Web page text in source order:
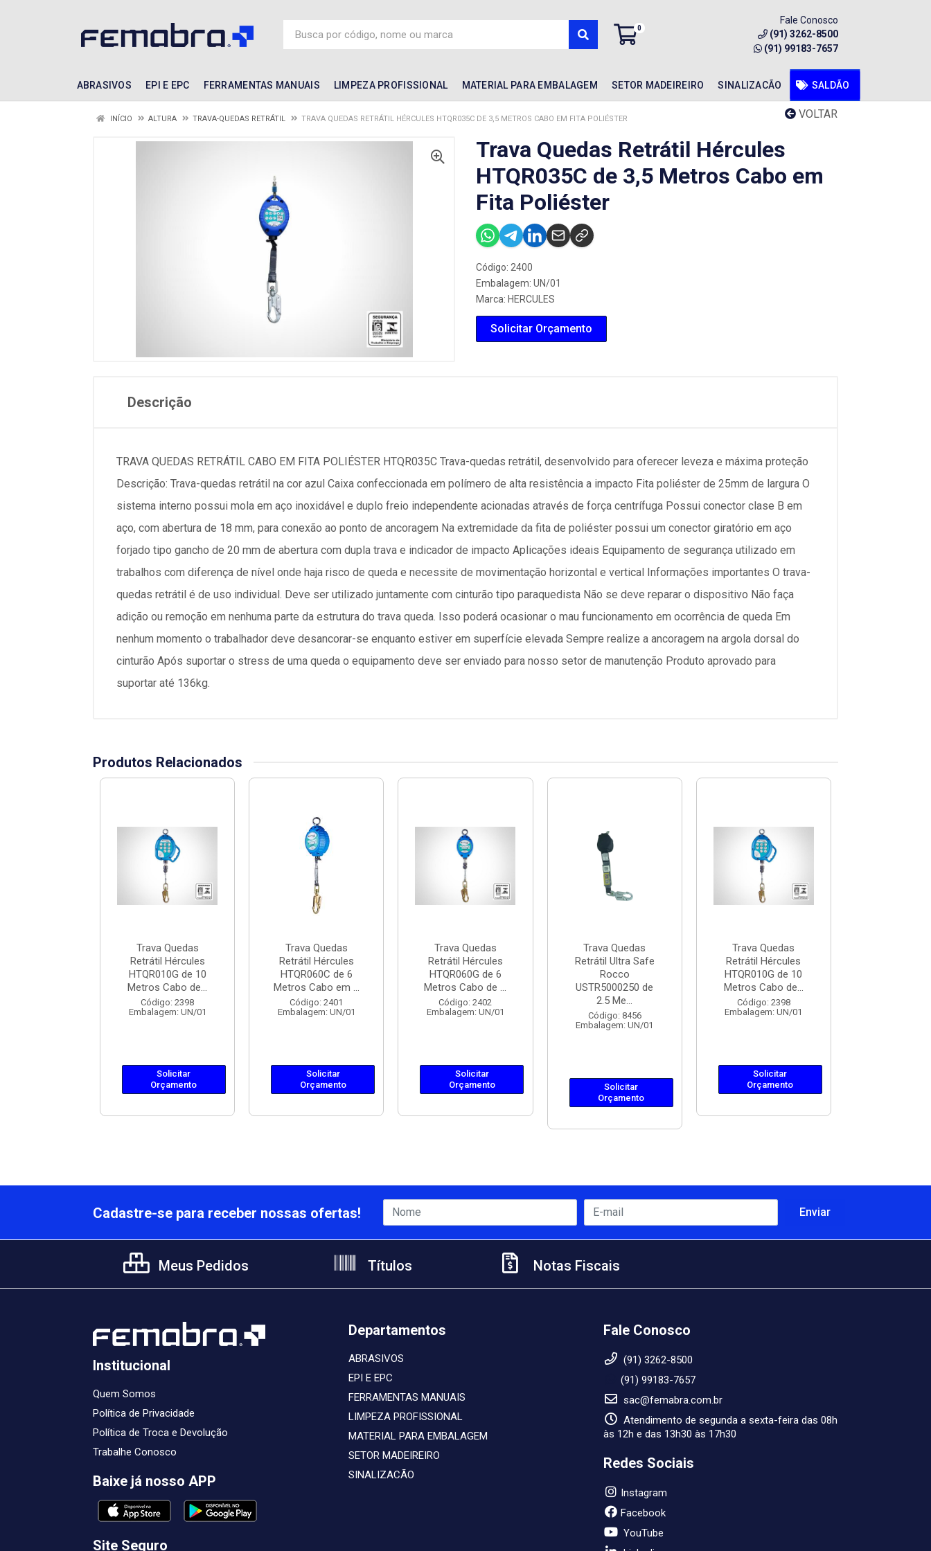
0
Fale Conosco
(91) 3262-8500
(91) 99183-7657
ABRASIVOS EPI E EPC FERRAMENTAS MANUAIS LIMPEZA PROFISSIONAL MATERIAL PARA EMBALAGEM SETOR MADEIREIRO SINALIZACÃO SALDÃO
VOLTAR
INÍCIO ALTURA TRAVA-QUEDAS RETRÁTIL TRAVA QUEDAS RETRÁTIL HÉRCULES HTQR035C DE 3,5 METROS CABO EM FITA POLIÉSTER
Trava Quedas Retrátil Hércules
HTQR035C de 3,5 Metros Cabo em
Fita Poliéster
Código: 2400
Embalagem: UN/01
Marca: HERCULES
Solicitar Orçamento
Descrição
TRAVA QUEDAS RETRÁTIL CABO EM FITA POLIÉSTER HTQR035C Trava-quedas retrátil, desenvolvido para oferecer leveza e máxima proteção
Descrição: Trava-quedas retrátil na cor azul Caixa confeccionada em polímero de alta resistência a impacto Fita poliéster de 25mm de largura O
sistema interno possui mola em aço inoxidável e duplo freio independente acionadas através de força centrífuga Possui conector clase B em
aço, com abertura de 18 mm, para conexão ao ponto de ancoragem Na extremidade da fita de poliéster possui um conector giratório em aço
forjado tipo gancho de 20 mm de abertura com dupla trava e indicador de impacto Aplicações ideais Equipamento de segurança utilizado em
trabalhos com diferença de nível onde haja risco de queda e necessite de movimentação horizontal e vertical Informações importantes O trava-
quedas retrátil é de uso individual. Deve ser utilizado juntamente com cinturão tipo paraquedista Não se deve reparar o dispositivo Não faça
adição ou remoção em nenhuma parte da estrutura do trava queda. Isso poderá ocasionar o mau funcionamento em ocorrência de queda Em
nenhum momento o trabalhador deve desancorar-se enquanto estiver em superfície elevada Sempre realize a ancoragem na argola dorsal do
cinturão Após suportar o stress de uma queda o equipamento deve ser enviado para nosso setor de manutenção Produto aprovado para
suportar até 136kg.
Produtos Relacionados
Trava Quedas
Retrátil Hércules
HTQR010G de 10
Metros Cabo de...
Código: 2398
Embalagem: UN/01
Solicitar
Orçamento
Trava Quedas
Retrátil Hércules
HTQR060C de 6
Metros Cabo em ...
Código: 2401
Embalagem: UN/01
Solicitar
Orçamento
Trava Quedas
Retrátil Hércules
HTQR060G de 6
Metros Cabo de ...
Código: 2402
Embalagem: UN/01
Solicitar
Orçamento
Trava Quedas
Retrátil Ultra Safe
Rocco
USTR5000250 de
2.5 Me...
Código: 8456
Embalagem: UN/01
Solicitar
Orçamento
Trava Quedas
Retrátil Hércules
HTQR010G de 10
Metros Cabo de...
Código: 2398
Embalagem: UN/01
Solicitar
Orçamento
Cadastre-se para receber nossas ofertas!
Meus Pedidos Títulos Notas Fiscais
Institucional
Quem Somos
Política de Privacidade
Política de Troca e Devolução
Trabalhe Conosco
Baixe já nosso APP
Site Seguro
Departamentos
ABRASIVOS
EPI E EPC
FERRAMENTAS MANUAIS
LIMPEZA PROFISSIONAL
MATERIAL PARA EMBALAGEM
SETOR MADEIREIRO
SINALIZACÃO
Fale Conosco
(91) 3262-8500
(91) 99183-7657
sac@femabra.com.br
Atendimento de segunda a sexta-feira das 08h
às 12h e das 13h30 às 17h30
Redes Sociais
Instagram
Facebook
YouTube